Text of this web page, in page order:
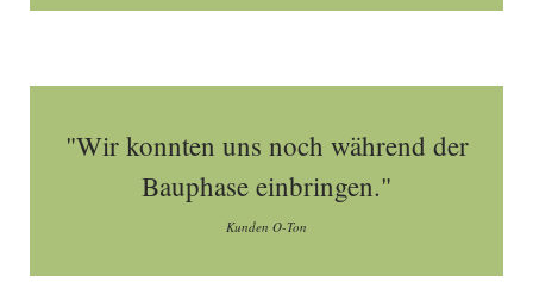
"Wir konnten uns noch während der
Bauphase einbringen."
Kunden O-Ton